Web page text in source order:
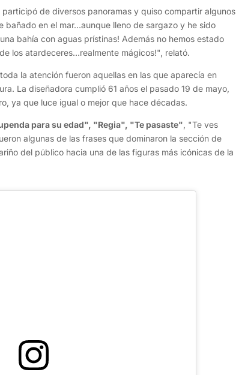
de diversos panoramas y quiso compartir algunos
bañado en el mar…aunque lleno de sargazo y he sido
bahía con aguas prístinas! Además no hemos estado
los atardeceres…realmente mágicos!", relató.
la atención fueron aquellas en las que aparecía en
La diseñadora cumplió 61 años el pasado 19 de mayo,
ya que luce igual o mejor que hace décadas.
para su edad", "Regia", "Te pasaste", "Te ves
algunas de las frases que dominaron la sección de
del público hacia una de las figuras más icónicas de la